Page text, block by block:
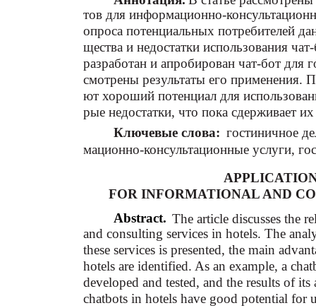
тов для информационно-
опроса потенциальных потребителей
щества и недостатки использования
разработан и апробирован чат-бот для
смотрены результаты его применения.
ют хороший потенциал для
рые недостатки, что пока сдерживает
Ключевые слова: гостиничное
мационно-консультационные услуги,
FOR INFORMATIONAL AND
Abstract. The article discusses the
and consulting services in hotels. The
these services is presented, the main
hotels are identified. As an example, a
developed and tested, and the results of
chatbots in hotels have good potential for